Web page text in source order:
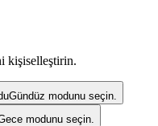
kişiselleştirin.
Gündüz modunu seçin.
modunu seçin.